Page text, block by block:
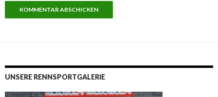
UNSERE RENNSPORTGALERIE